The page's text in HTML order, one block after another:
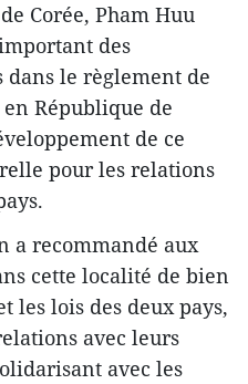
Corée, Pham Huu
des
le règlement de
République de
de ce
pour les relations
a recommandé aux
cette localité de bien
les lois des deux pays,
avec leurs
avec les